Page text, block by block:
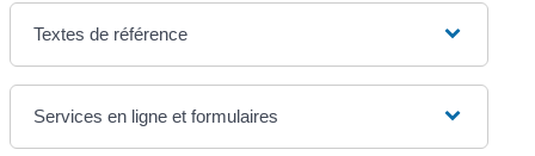
Textes de référence
Services en ligne et formulaires